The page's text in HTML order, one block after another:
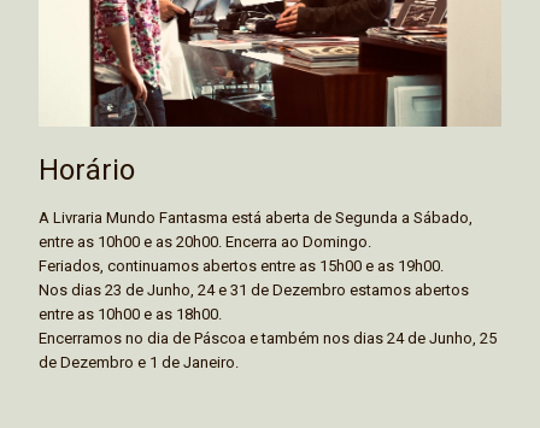
Horário
A Livraria Mundo Fantasma está aberta de Segunda a Sábado,
entre as 10h00 e as 20h00. Encerra ao Domingo.
Feriados, continuamos abertos entre as 15h00 e as 19h00.
Nos dias 23 de Junho, 24 e 31 de Dezembro estamos abertos
entre as 10h00 e as 18h00.
Encerramos no dia de Páscoa e também nos dias 24 de Junho, 25
de Dezembro e 1 de Janeiro.